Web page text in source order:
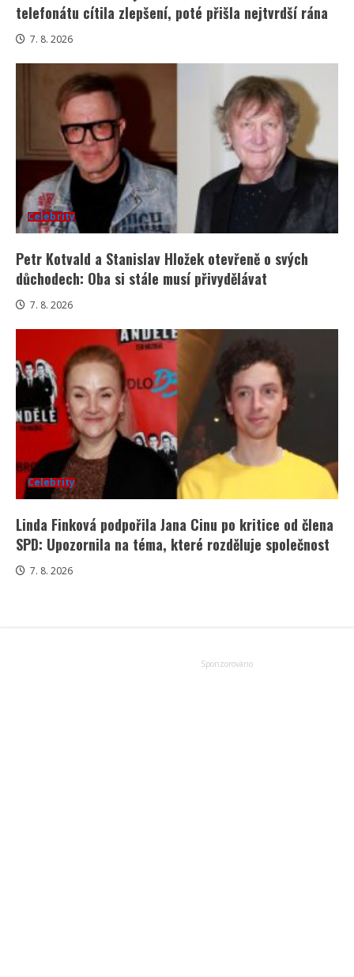
telefonátu cítila zlepšení, poté přišla nejtvrdší rána
7. 8. 2026
Celebrity
Petr Kotvald a Stanislav Hložek otevřeně o svých
důchodech: Oba si stále musí přivydělávat
7. 8. 2026
Celebrity
Linda Finková podpořila Jana Cinu po kritice od člena
SPD: Upozornila na téma, které rozděluje společnost
7. 8. 2026